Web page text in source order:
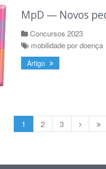
MpD — Novos
Concursos 2023
mobilidade por doença
Artigo
1 2 3